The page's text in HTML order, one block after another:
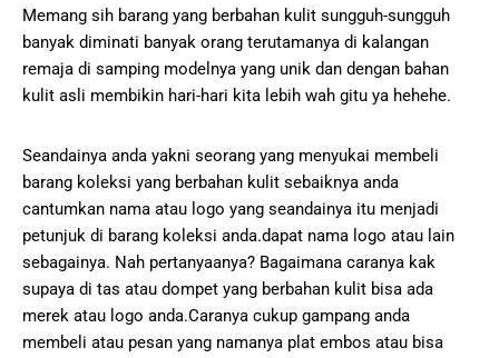
Memang sih barang yang berbahan kulit sungguh-sungguh
banyak diminati banyak orang terutamanya di kalangan
remaja di samping modelnya yang unik dan dengan bahan
kulit asli membikin hari-hari kita lebih wah gitu ya hehehe.
Seandainya anda yakni seorang yang menyukai membeli
barang koleksi yang berbahan kulit sebaiknya anda
cantumkan nama atau logo yang seandainya itu menjadi
petunjuk di barang koleksi anda.dapat nama logo atau lain
sebagainya. Nah pertanyaanya? Bagaimana caranya kak
supaya di tas atau dompet yang berbahan kulit bisa ada
merek atau logo anda.Caranya cukup gampang anda
membeli atau pesan yang namanya plat embos atau bisa